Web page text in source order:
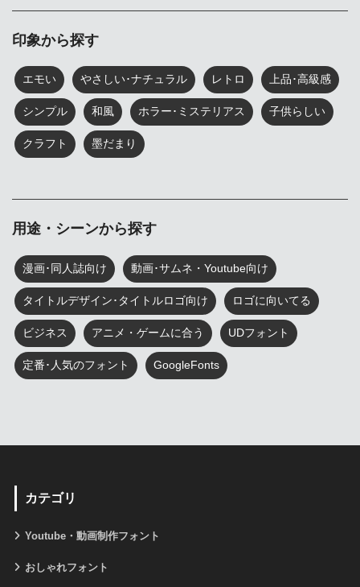
印象から探す
エモい やさしい･ナチュラル レトロ 上品･高級感
シンプル 和風 ホラー･ミステリアス 子供らしい
クラフト 墨だまり
用途・シーンから探す
漫画･同人誌向け 動画･サムネ・Youtube向け
タイトルデザイン･タイトルロゴ向け ロゴに向いてる
ビジネス アニメ・ゲームに合う UDフォント
定番･人気のフォント GoogleFonts
カテゴリ
Youtube・動画制作フォント
おしゃれフォント